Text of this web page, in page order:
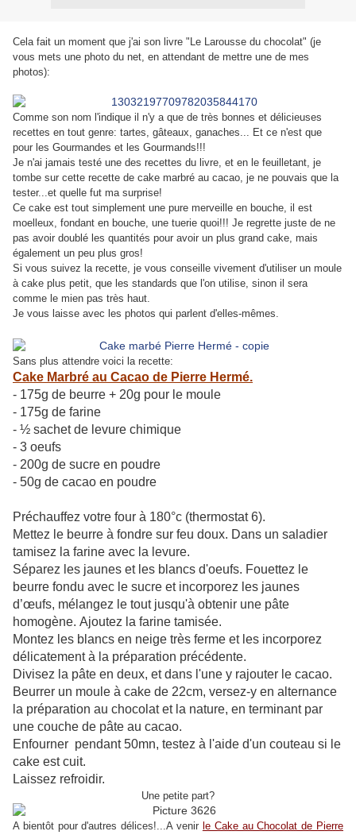
Cela fait un moment que j'ai son livre "Le Larousse du chocolat" (je
vous mets une photo du net, en attendant de mettre une de mes
photos):
Comme son nom l'indique il n'y a que de très bonnes et délicieuses
recettes en tout genre: tartes, gâteaux, ganaches... Et ce n'est que
pour les Gourmandes et les Gourmands!!!
Je n'ai jamais testé une des recettes du livre, et en le feuilletant, je
tombe sur cette recette de cake marbré au cacao, je ne pouvais que la
tester...et quelle fut ma surprise!
Ce cake est tout simplement une pure merveille en bouche, il est
moelleux, fondant en bouche, une tuerie quoi!!! Je regrette juste de ne
pas avoir doublé les quantités pour avoir un plus grand cake, mais
également un peu plus gros!
Si vous suivez la recette, je vous conseille vivement d'utiliser un moule
à cake plus petit, que les standards que l'on utilise, sinon il sera
comme le mien pas très haut.
Je vous laisse avec les photos qui parlent d'elles-mêmes.
Sans plus attendre voici la recette:
Cake Marbré au Cacao de Pierre Hermé.
- 175g de beurre + 20g pour le moule
- 175g de farine
- ½ sachet de levure chimique
- 3 oeufs
- 200g de sucre en poudre
- 50g de cacao en poudre
Préchauffez votre four à 180°c (thermostat 6).
Mettez le beurre à fondre sur feu doux. Dans un saladier
tamisez la farine avec la levure.
Séparez les jaunes et les blancs d'oeufs. Fouettez le
beurre fondu avec le sucre et incorporez les jaunes
d’œufs, mélangez le tout jusqu'à obtenir une pâte
homogène. Ajoutez la farine tamisée.
Montez les blancs en neige très ferme et les incorporez
délicatement à la préparation précédente.
Divisez la pâte en deux, et dans l'une y rajouter le cacao.
Beurrer un moule à cake de 22cm, versez-y en alternance
la préparation au chocolat et la nature, en terminant par
une couche de pâte au cacao.
Enfourner pendant 50mn, testez à l'aide d'un couteau si le
cake est cuit.
Laissez refroidir.
Une petite part?
A bientôt pour d'autres délices!...A venir le Cake au Chocolat de Pierre